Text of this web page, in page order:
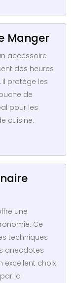
Manger
accessoire
des heures
il protège les
de
pour les
cuisine.
une
Ce
techniques
anecdotes
excellent choix
la